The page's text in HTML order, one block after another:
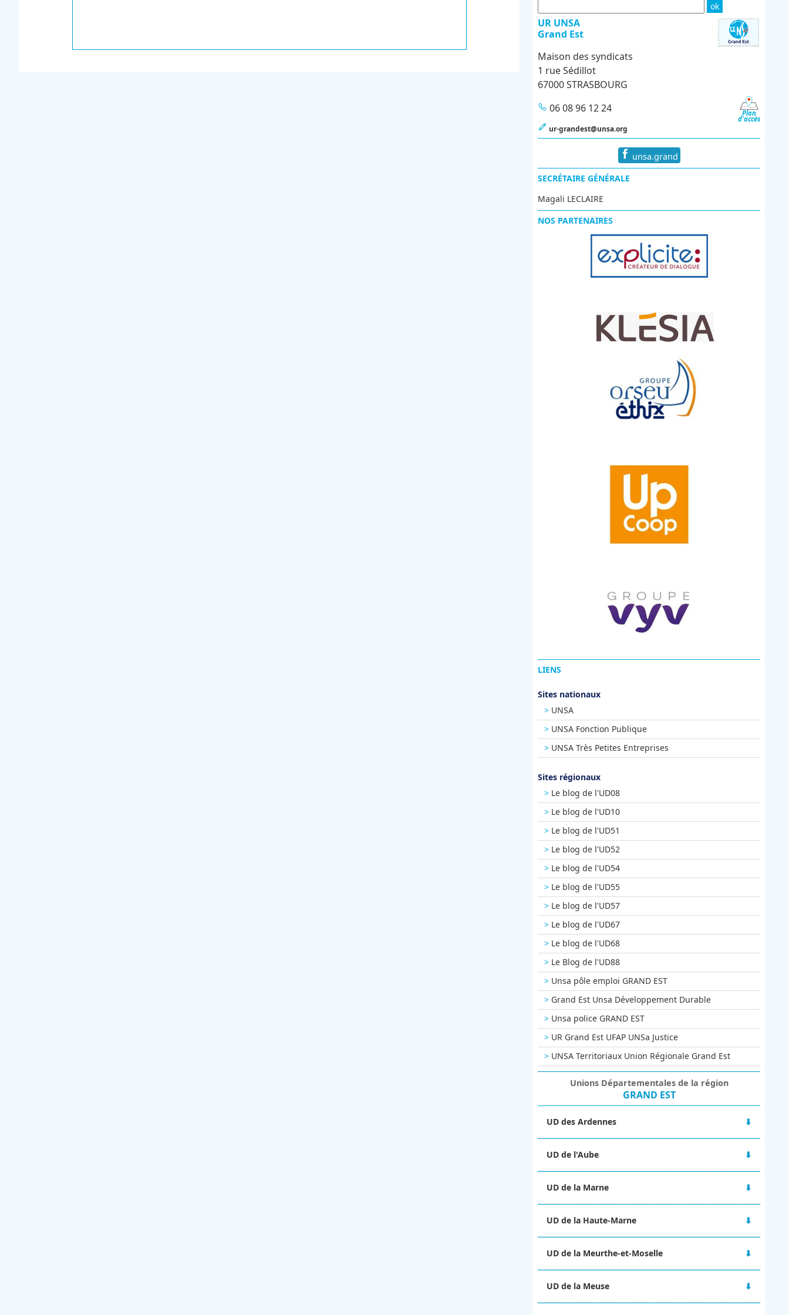
UR UNSA
Grand Est
Maison des syndicats
1 rue Sédillot
67000 STRASBOURG
Plan
d'accès
06 08 96 12 24
ur-grandest@unsa.org
unsa.grand
SECRÉTAIRE GÉNÉRALE
Magali LECLAIRE
NOS PARTENAIRES
LIENS
Sites nationaux
UNSA
UNSA Fonction Publique
UNSA Très Petites Entreprises
Sites régionaux
Le blog de l'UD08
Le blog de l'UD10
Le blog de l'UD51
Le blog de l'UD52
Le blog de l'UD54
Le blog de l'UD55
Le blog de l'UD57
Le blog de l'UD67
Le blog de l'UD68
Le Blog de l'UD88
Unsa pôle emploi GRAND EST
Grand Est Unsa Développement Durable
Unsa police GRAND EST
UR Grand Est UFAP UNSa Justice
UNSA Territoriaux Union Régionale Grand Est
Unions Départementales de la région
GRAND EST
UD des Ardennes
08000 CHARLEVILLE-MÉZIERES
06 67 10 38 92
ud-08@unsa.org
UD de l'Aube
10000 TROYES
03 25 80 56 77
ud-10@unsa.org
UD de la Marne
15 Boulevard de la Paix
51100 REIMS
06 02 31 22 63
UD de la Haute-Marne
BP 90028
52001 CHAUMONT CEDEX
09 67 14 25 57
UD de la Meurthe-et-Moselle
54000 NANCY
ud-54@unsa.org
UD de la Meuse